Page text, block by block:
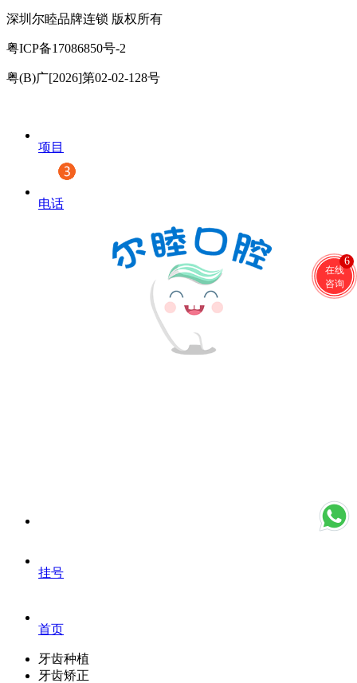
在线
咨询
6
深圳尔睦品牌连锁 版权所有
粤ICP备17086850号-2
粤(B)广[2026]第02-02-128号
项目
电话
挂号
首页
牙齿种植
牙齿矫正